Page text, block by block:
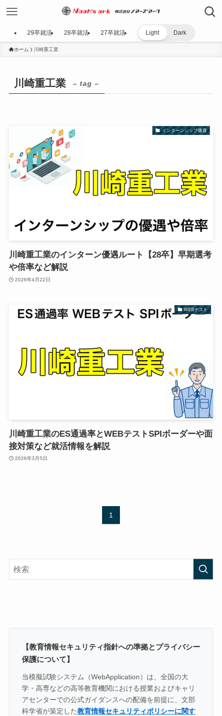
29卒就活 28卒就活 27卒就活 Light Dark
ホーム 川崎重工業
川崎重工業 – tag –
インターンシップ優遇
川崎重工業のインターン優遇ルート【28卒】早期選考
や倍率など解説
2026年4月22日
WEBテスト
川崎重工業のES通過率とWEBテストSPIボーダーや面
接対策など就活情報を解説
2026年3月5日
1
【教育情報セキュリティ指針への準拠とプライバシー
保護について】
当模擬試験システム（WebApplication）は、全国の大
学・高専などの高等教育機関における授業およびキャリ
アセンターでの公式ガイダンスへの配備を前提に、文部
科学省が策定した教育情報セキュリティポリシーに関す